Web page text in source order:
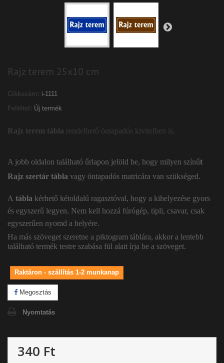
Rajz terem 25x10 cm
Cikkszám: i-1111
Feltétel: Új termék
Rajz terem tábla rendelhető öntapadós kivitelben is.
A jobb oldalon található űrlapon jelöld be, hogy milyen színűt
Rajz szertár tábla vagy öntapadós matricára van szükséged.
A tábla kérhető kétoldalú ragasztóval, hogy a kihelyezése gyors
és egyszerű legyen. Nem kell hozzá fúrógép, tipli, csavar, csak
egyszerűen nyomd a helyére.
Ha más szöveget szeretne a piktogram táblára, akkor a lentebb
található termék testre szabása fül alatt írja be a szöveget.
Raktáron - szállítás 1-2 munkanap
Megosztás
Nyomtatás
340 Ft